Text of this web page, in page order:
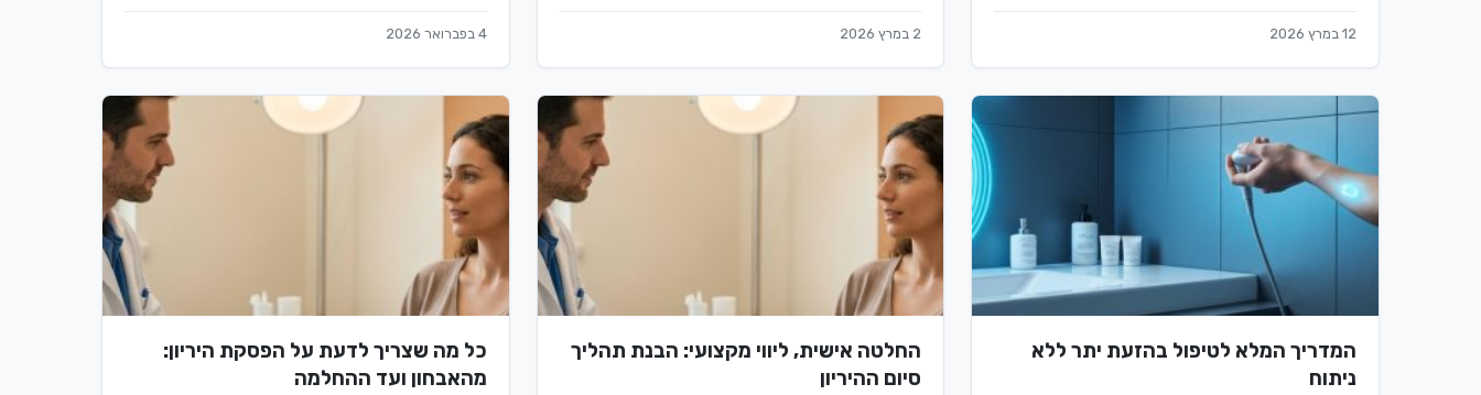
12 במרץ 2026 2 במרץ 2026 4 בפברואר 2026
המדריך המלא לטיפול בהזעת יתר ללא
ניתוח
החלטה אישית, ליווי מקצועי: הבנת תהליך
סיום ההיריון
כל מה שצריך לדעת על הפסקת היריון:
מהאבחון ועד ההחלמה